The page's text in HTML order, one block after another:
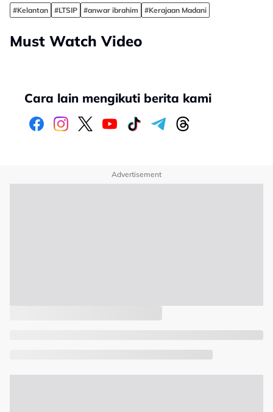
#Kelantan #LTSIP #anwar ibrahim #Kerajaan Madani
Must Watch Video
Cara lain mengikuti berita kami
Advertisement